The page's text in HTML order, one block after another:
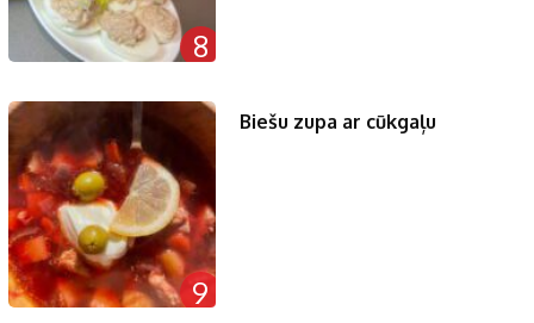
8
9
Biešu zupa ar cūkgaļu